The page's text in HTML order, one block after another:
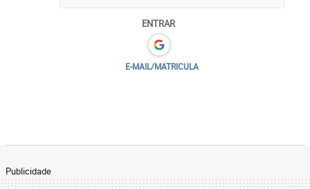
ENTRAR
E-MAIL/MATRICULA
Publicidade